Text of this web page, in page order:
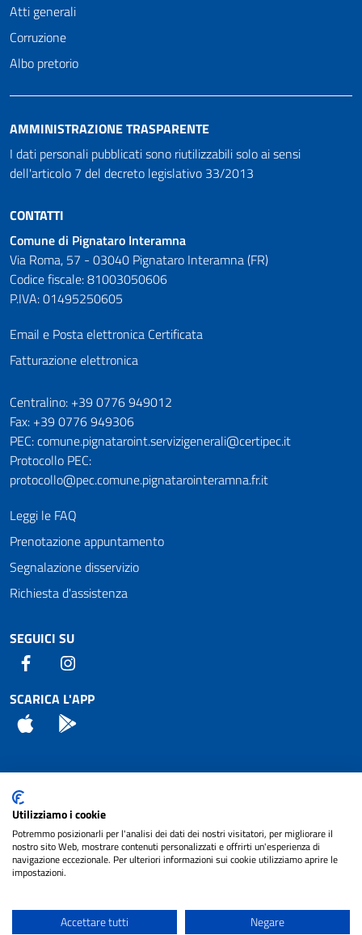
Atti generali
Corruzione
Albo pretorio
AMMINISTRAZIONE TRASPARENTE
I dati personali pubblicati sono riutilizzabili solo ai sensi
dell'articolo 7 del decreto legislativo 33/2013
CONTATTI
Comune di Pignataro Interamna
Via Roma, 57 - 03040 Pignataro Interamna (FR)
Codice fiscale: 81003050606
P.IVA: 01495250605
Email e Posta elettronica Certificata
Fatturazione elettronica
Numeri utili
Centralino: +39 0776 949012
Fax: +39 0776 949306
PEC: comune.pignataroint.servizigenerali@certipec.it
Protocollo PEC:
protocollo@pec.comune.pignatarointeramna.fr.it
Leggi le FAQ
Prenotazione appuntamento
Segnalazione disservizio
Richiesta d'assistenza
SEGUICI SU
Facebook
SCARICA L'APP
App Store
Attuazione Misure PNRR
Piano di miglioramento del sito
Note legali
cura diNET SMART
Utilizziamo i cookie
Potremmo posizionarli per l'analisi dei dati dei nostri visitatori, per migliorare il
nostro sito Web, mostrare contenuti personalizzati e offrirti un'esperienza di
navigazione eccezionale. Per ulteriori informazioni sui cookie utilizziamo aprire le
impostazioni.
Accettare tutti Negare